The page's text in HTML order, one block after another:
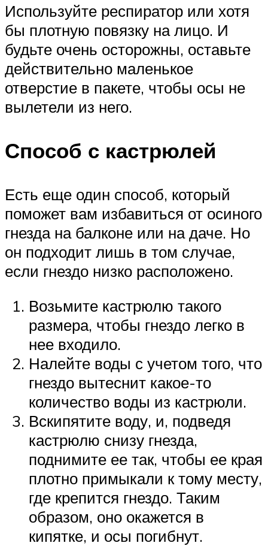
Используйте респиратор или хотя
бы плотную повязку на лицо. И
будьте очень осторожны, оставьте
действительно маленькое
отверстие в пакете, чтобы осы не
вылетели из него.
Способ с кастрюлей
Есть еще один способ, который
поможет вам избавиться от осиного
гнезда на балконе или на даче. Но
он подходит лишь в том случае,
если гнездо низко расположено.
Возьмите кастрюлю такого
размера, чтобы гнездо легко в
нее входило.
Налейте воды с учетом того, что
гнездо вытеснит какое-то
количество воды из кастрюли.
Вскипятите воду, и, подведя
кастрюлю снизу гнезда,
поднимите ее так, чтобы ее края
плотно примыкали к тому месту,
где крепится гнездо. Таким
образом, оно окажется в
кипятке, и осы погибнут.